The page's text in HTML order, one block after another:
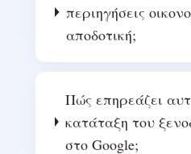
περιηγήσεις
αποδοτική;
Πώς επηρεάζει
κατάταξη του
στο Google;